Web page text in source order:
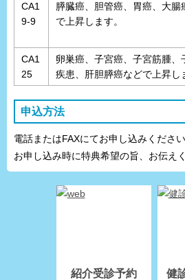
CA1
9-9
膵臓癌、胆管癌、胃癌、大
で上昇します。
CA1
25
卵巣癌、子宮癌、子宮筋腫
疾患、肝胆膵癌などで上昇し
申込方法
電話またはFAXにてお申し込みください
お申し込み時に特典希望の旨、お伝え
紹介受診予約 健